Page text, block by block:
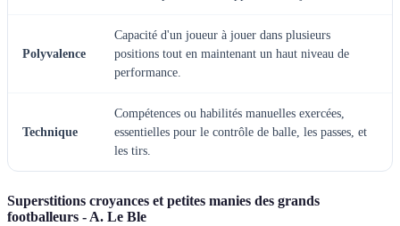
Polyvalence
Capacité d'un joueur à jouer dans plusieurs
positions tout en maintenant un haut niveau de
performance.
Technique
Compétences ou habilités manuelles exercées,
essentielles pour le contrôle de balle, les passes, et
les tirs.
Superstitions croyances et petites manies des grands
footballeurs - A. Le Ble